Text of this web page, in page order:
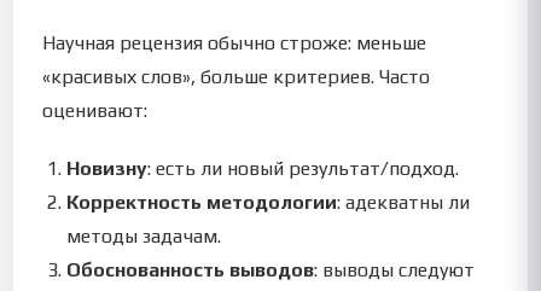
Научная рецензия обычно строже: меньше
«красивых слов», больше критериев. Часто
оценивают:
Новизну: есть ли новый результат/подход.
Корректность методологии: адекватны ли
методы задачам.
Обоснованность выводов: выводы следуют